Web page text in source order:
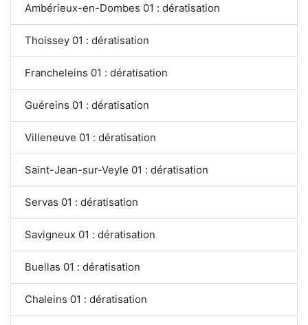
Ambérieux-en-Dombes 01 : dératisation
Thoissey 01 : dératisation
Francheleins 01 : dératisation
Guéreins 01 : dératisation
Villeneuve 01 : dératisation
Saint-Jean-sur-Veyle 01 : dératisation
Servas 01 : dératisation
Savigneux 01 : dératisation
Buellas 01 : dératisation
Chaleins 01 : dératisation